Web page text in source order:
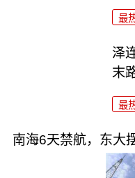
最
泽
末
最
南海6天禁航，东大